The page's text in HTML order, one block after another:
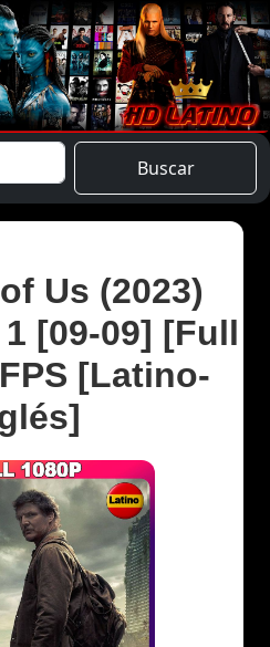
Buscar
Us (2023)
[09-09] [Full
[Latino-